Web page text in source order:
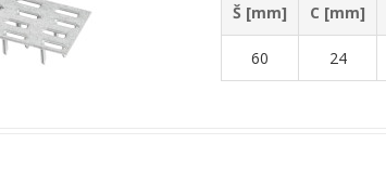
Š [mm] C [mm]
60 24